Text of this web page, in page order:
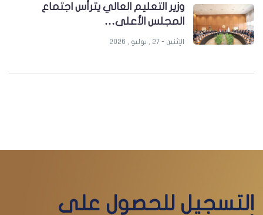
وزير التعليم العالي يترأس اجتماع
المجلس الأعلى…
الإثنين - 27 , يوليو , 2026
التسجيل للحصول على